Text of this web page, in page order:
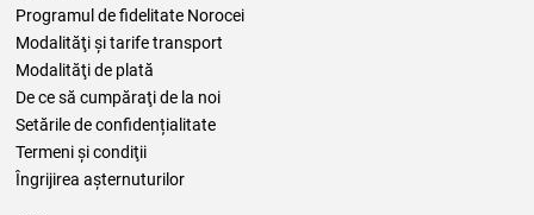
Programul de fidelitate Norocei
Modalităţi şi tarife transport
Modalităţi de plată
De ce să cumpăraţi de la noi
Setările de confidențialitate
Termeni şi condiţii
Îngrijirea așternuturilor